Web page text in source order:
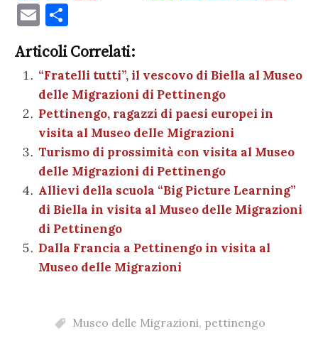
a
c
e
b
o
o
k
te
r
es
t A
p
p
g
er
a dI
n
et
E
m
ai
l
n
di
vi
di
Articoli Correlati:
“Fratelli tutti”, il vescovo di Biella al Museo
delle Migrazioni di Pettinengo
Pettinengo, ragazzi di paesi europei in
visita al Museo delle Migrazioni
Turismo di prossimità con visita al Museo
delle Migrazioni di Pettinengo
Allievi della scuola “Big Picture Learning”
di Biella in visita al Museo delle Migrazioni
di Pettinengo
Dalla Francia a Pettinengo in visita al
Museo delle Migrazioni
Museo delle Migrazioni, pettinengo